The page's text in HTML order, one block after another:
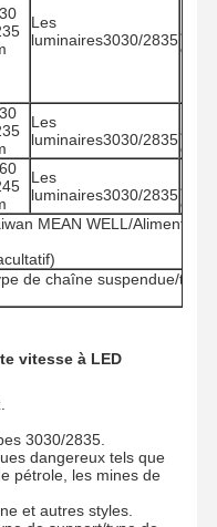
De
Visite De
L'usine
Les
luminaires3030/2835à la
Les
luminaires3030/2835à la
Les
luminaires3030/2835à la
MEAN WELL/
de chaîne suspendue/type
vitesse à LED
3030/2835.
dangereux tels que
pétrole, les mines de
et autres styles.